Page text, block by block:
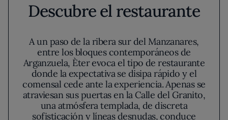
Descubre el restaurante
A un paso de la ribera sur del Manzanares,
entre los bloques contemporáneos de
Arganzuela, Èter evoca el tipo de restaurante
donde la expectativa se disipa rápido y el
comensal cede ante la experiencia. Apenas se
atraviesan sus puertas en la Calle del Granito,
una atmósfera templada, de discreta
sofisticación y líneas desnudas, conduce